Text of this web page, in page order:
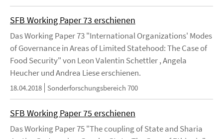
SFB Working Paper 73 erschienen
Das Working Paper 73 "International Organizations' Modes
of Governance in Areas of Limited Statehood: The Case of
Food Security" von Leon Valentin Schettler , Angela
Heucher und Andrea Liese erschienen.
18.04.2018 Sonderforschungsbereich 700
SFB Working Paper 75 erschienen
Das Working Paper 75 "The coupling of State and Sharia